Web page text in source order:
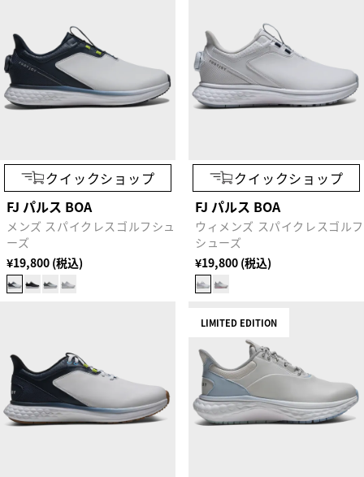
クイックショップ
FJ パルス BOA
メンズ スパイクレスゴルフシュ
ーズ
¥19,800 (税込)
クイックショップ
FJ パルス BOA
ウィメンズ スパイクレスゴルフ
シューズ
¥19,800 (税込)
LIMITED EDITION